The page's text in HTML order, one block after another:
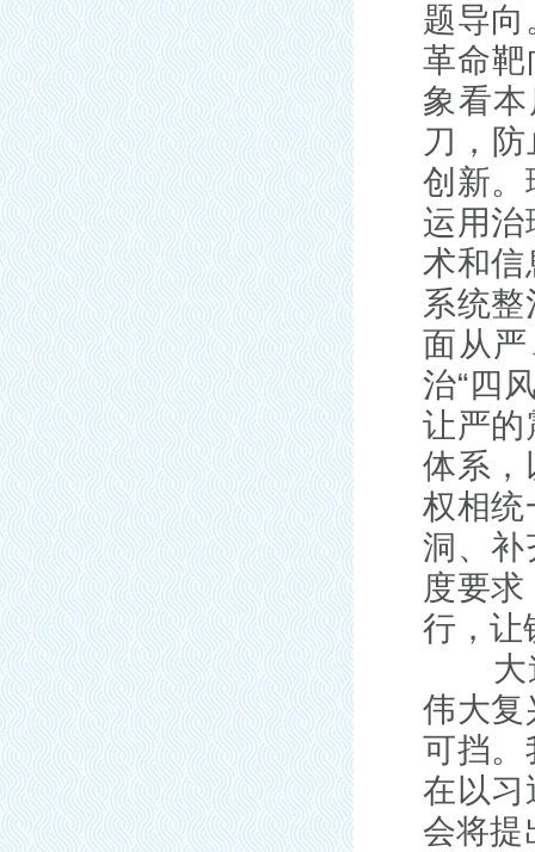
题导向
革命靶
象看
刀，
创新。
运用治
术和信
系统
面从
治“四
让严的
体系，
权相统
洞、补
度要
行，让
大道
伟大复
可挡。
在以习
会将提